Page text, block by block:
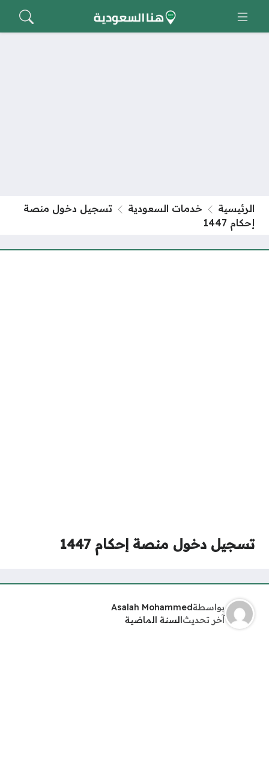
الرئيسية خدمات السعودية
تسجيل دخول منصة
إحكام 1447
تسجيل دخول منصة إحكام 1447
بواسطةAsalah Mohammed
آخر تحديثالسنة الماضية